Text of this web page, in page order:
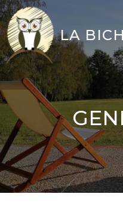
Skip
to
content
LA